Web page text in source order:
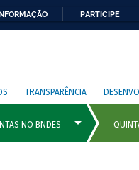
PARTICIPE
TRANSPARÊNCIA